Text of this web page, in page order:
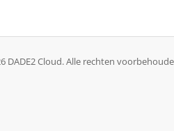
DADE2 Cloud. Alle rechten